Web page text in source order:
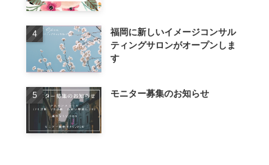
福岡に新しいイメージコンサル
ティングサロンがオープンしま
す
モニター募集のお知らせ